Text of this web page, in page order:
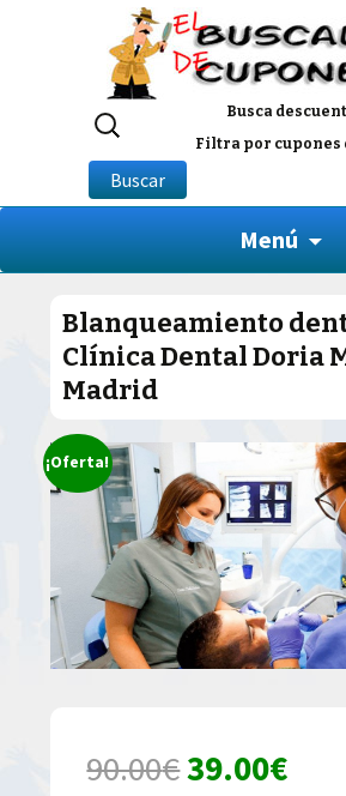
Busca
Filtra por
Buscar
por:
Buscar
Menú
Blanqueamiento
Clínica Dental Doria
Madrid
¡Oferta!
90.00€El
39.00€El